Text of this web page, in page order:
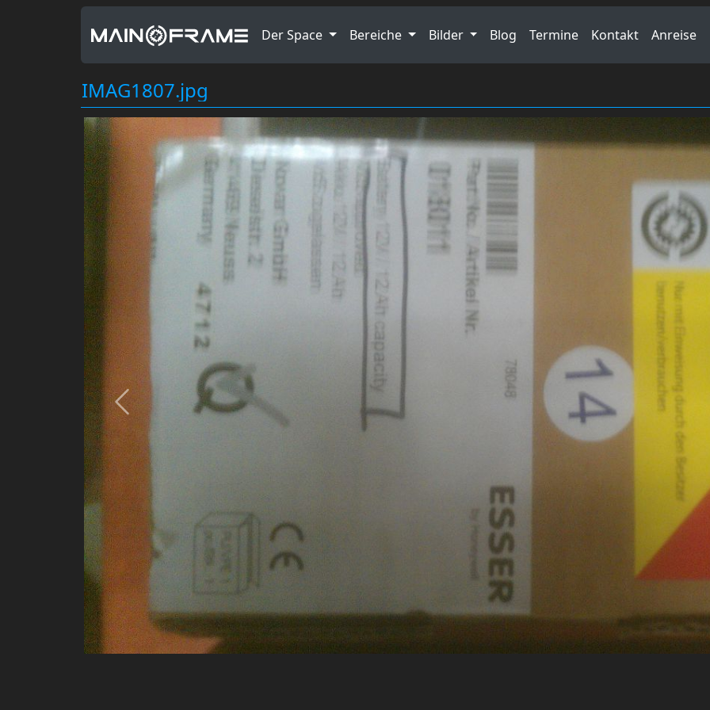
Der Space Bereiche Bilder Blog Termine Kontakt Anreise
IMAG1807.jpg